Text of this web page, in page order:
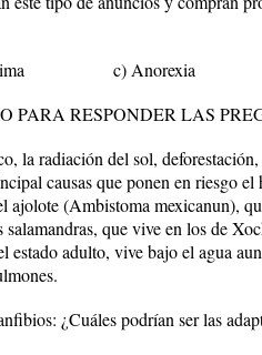
c) Anorexia
RESPONDER LAS
la radiación del sol,
causas que ponen en riesgo
ajolote (Ambistoma mexicanun),
que vive en los de
estado adulto, vive bajo el agua
¿Cuáles podrían ser las